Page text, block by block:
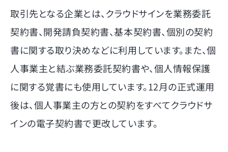
取引先となる企業とは、クラウドサインを業務委託
契約書、開発請負契約書、基本契約書、個別の契約
書に関する取り決めなどに利用しています。また、個
人事業主と結ぶ業務委託契約書や、個人情報保護
に関する覚書にも使用しています。12月の正式運用
後は、個人事業主の方との契約をすべてクラウドサ
インの電子契約書で更改しています。